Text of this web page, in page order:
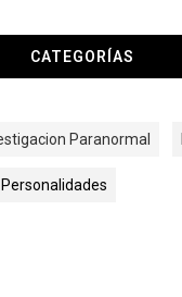
CATEGORÍAS
Paranormal
Personalidades